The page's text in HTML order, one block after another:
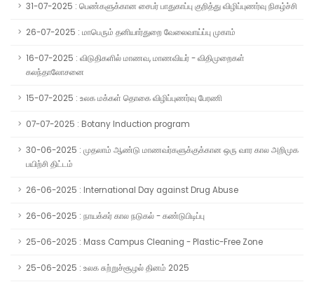
31-07-2025 : பெண்களுக்கான சைபர் பாதுகாப்பு குறித்து விழிப்புணர்வு நிகழ்ச்சி
26-07-2025 : மாபெரும் தனியார்துறை வேலைவாய்ப்பு முகாம்
16-07-2025 : விடுதிகளில் மாணவ, மாணவியர் - விதிமுறைகள்
கலந்தாலோசனை
15-07-2025 : உலக மக்கள் தொகை விழிப்புணர்வு பேரணி
07-07-2025 : Botany Induction program
30-06-2025 : முதலாம் ஆண்டு மாணவர்களுக்குக்கான ஒரு வார கால அறிமுக
பயிற்சி திட்டம்
26-06-2025 : International Day against Drug Abuse
26-06-2025 : நாயக்கர் கால நடுகல் - கண்டுபிடிப்பு
25-06-2025 : Mass Campus Cleaning - Plastic-Free Zone
25-06-2025 : உலக சுற்றுச்சூழல் தினம் 2025